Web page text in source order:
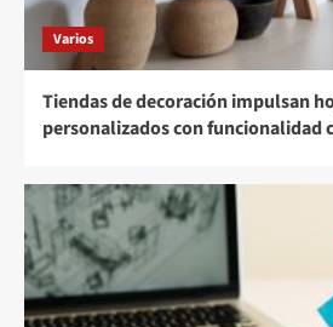
Varios
Tiendas de decoración impulsan
personalizados con funcionalidad